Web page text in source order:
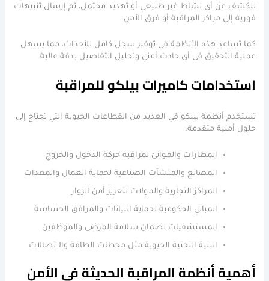
للكشف عن أي نشاط غير طبيعي أو تهديد محتمل، ثم إرسال تنبيهات
فورية إلى مراكز المراقبة أو فرق الأمن.
كما تساعد هذه الأنظمة في توفير سجل كامل للأحداث، مما يسهل
عملية التحقيق في أي حادث أمني وتحليل التفاصيل بدقة عالية.
استخدامات كاميرات بيلكو للمراقبة
تستخدم أنظمة بيلكو في العديد من القطاعات الحيوية التي تحتاج إلى
حلول أمنية متقدمة.
المطارات والموانئ لمراقبة حركة الدخول والخروج
المصانع والمنشآت الصناعية لحماية العمال والمعدات
المراكز التجارية والمولات لتعزيز أمن الزوار
المباني الحكومية لحماية البيانات والمرافق الحساسة
المستشفيات لضمان سلامة المرضى والموظفين
البنية التحتية الحيوية مثل محطات الطاقة والاتصالات
أهمية أنظمة المراقبة الحديثة في الأمن